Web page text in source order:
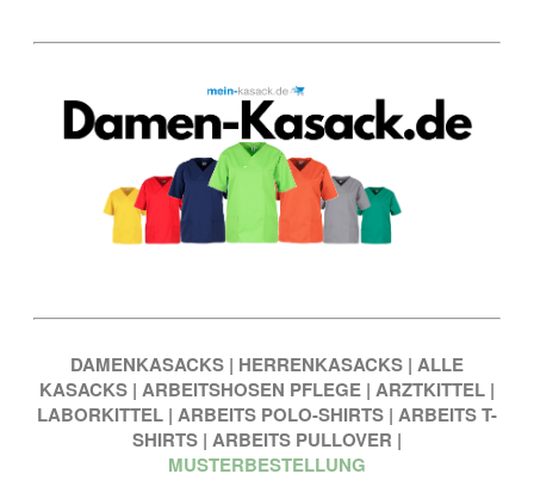
DAMENKASACKS | HERRENKASACKS | ALLE
KASACKS | ARBEITSHOSEN PFLEGE | ARZTKITTEL |
LABORKITTEL | ARBEITS POLO-SHIRTS | ARBEITS T-
SHIRTS | ARBEITS PULLOVER |
MUSTERBESTELLUNG